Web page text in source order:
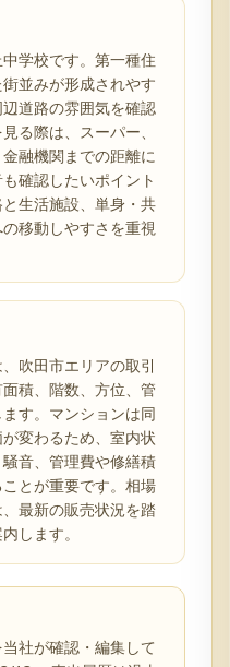
学校です。第一種住
並みが形成されやす
道路の雰囲気を確認
る際は、スーパー、
融機関までの距離に
確認したいポイント
生活施設、単身・共
移動しやすさを重視
吹田市エリアの取引
積、階数、方位、管
す。マンションは同
変わるため、室内状
音、管理費や修繕積
とが重要です。相場
最新の販売状況を踏
します。
社が確認・編集して